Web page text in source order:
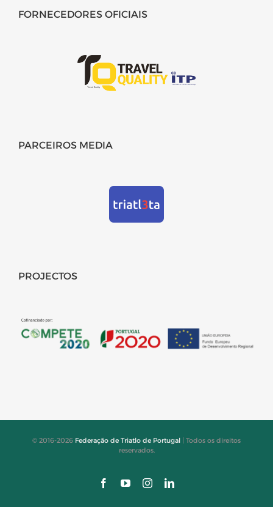
FORNECEDORES OFICIAIS
PARCEIROS MEDIA
PROJECTOS
© 2016-2026 Federação de Triatlo de Portugal | Todos os direitos
reservados.
FacebookYouTubeInstagramLinkedIn